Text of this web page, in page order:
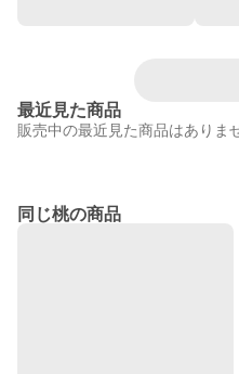
最近見た商品
販売中の最近見た商品はありま
同じ桃の商品